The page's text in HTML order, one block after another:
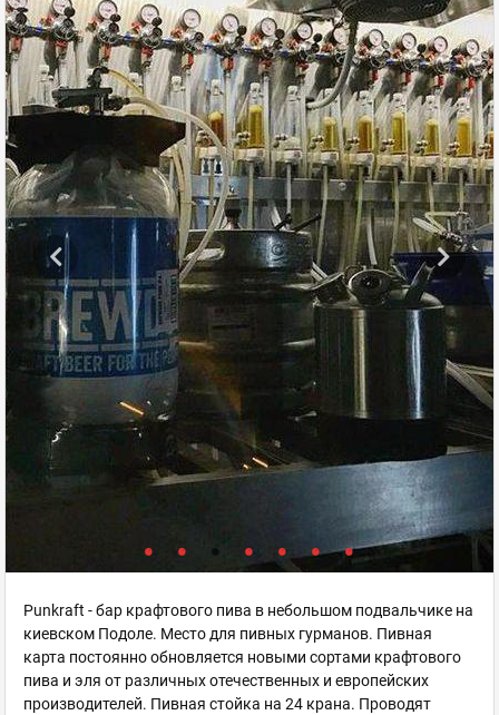
Punkraft - бар крафтового пива в небольшом подвальчике на
киевском Подоле. Место для пивных гурманов. Пивная
карта постоянно обновляется новыми сортами крафтового
пива и эля от различных отечественных и европейских
производителей. Пивная стойка на 24 крана. Проводят